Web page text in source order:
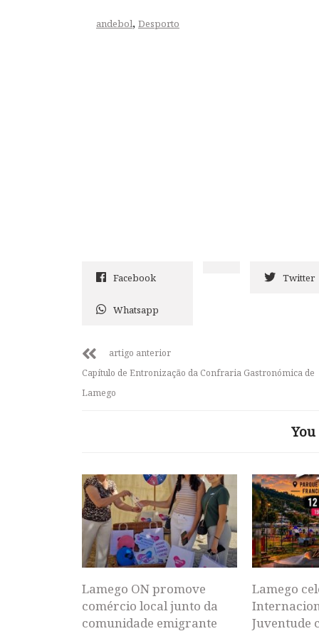
andebol, Desporto
Facebook Twitter
Whatsapp
artigo anterior
Capítulo de Entronização da Confraria Gastronómica de
Lamego
Lamego ON promove
comércio local junto da
comunidade emigrante
Lamego
Juventude